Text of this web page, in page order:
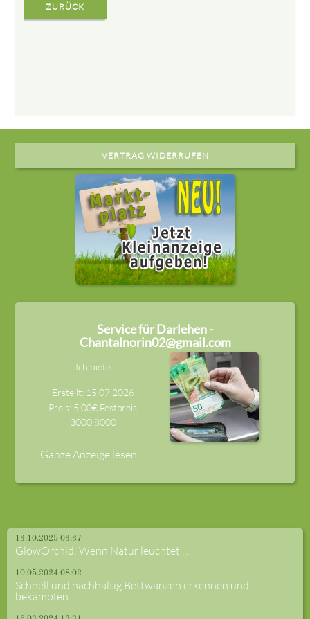
ZURÜCK
VERTRAG WIDERRUFEN
Service für Darlehen -
Chantalnorin02@gmail.com
Ich biete
Erstellt: 15.07.2026
Preis: 5,00€ Festpreis
3000 8000
Ganze Anzeige lesen ...
13.10.2025 03:37
GlowOrchid: Wenn Natur leuchtet ...
10.05.2024 08:02
Schnell und nachhaltig Bettwanzen erkennen und
bekämpfen